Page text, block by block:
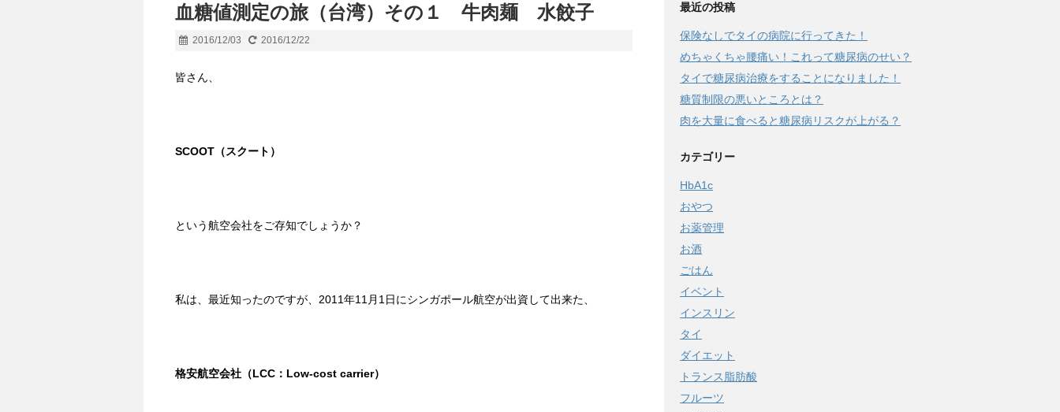
血糖値測定の旅（台湾）その１ 牛肉麺 水餃子
2016/12/03 2016/12/22
皆さん、
SCOOT （スクート）
という航空会社をご存知でしょうか？
私は、最近知ったのですが、2011年11月1日にシンガポール航空が出資して出来た、
格安航空会社（LCC ： Low-cost carrier）
最近の投稿
保険なしでタイの病院に行ってきた！
めちゃくちゃ腰痛い！これって糖尿病のせい？
タイで糖尿病治療をすることになりました！
糖質制限の悪いところとは？
肉を大量に食べると糖尿病リスクが上がる？
カテゴリー
HbA1c
おやつ
お薬管理
お酒
ごはん
イベント
インスリン
タイ
ダイエット
トランス脂肪酸
フルーツ